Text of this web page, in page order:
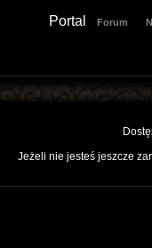
Portal Forum
Jeżeli nie jesteś jeszcze